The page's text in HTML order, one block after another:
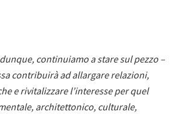
continuiamo a stare sul pezzo –
contribuirà ad allargare relazioni,
e rivitalizzare l’interesse per quel
architettonico, culturale,